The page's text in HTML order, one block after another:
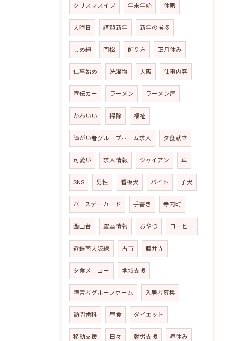
クリスマスイブ 年末年始 休暇
大晦日 謹賀新年 新年の挨拶
しめ縄 門松 飾り方 正月休み
仕事始め 洗濯物 大阪 仕事内容
宣伝カー ラーメン ラーメン屋
かわいい 掃除 福祉
障がい者グループホーム求人 夕食献立
可愛い 求人情報 ジャイアン 車
SNS 男性 看板犬 バイト 子犬
バースデーカード 手書き 寺内町
西山台 空室情報 おやつ コーヒー
近鉄南大阪線 古市 藤井寺
夕食メニュー 地域支援
障害者グループホーム 入居者募集
訪問歯科 昼食 ダイエット
移動支援 日々 就労支援 昼休み